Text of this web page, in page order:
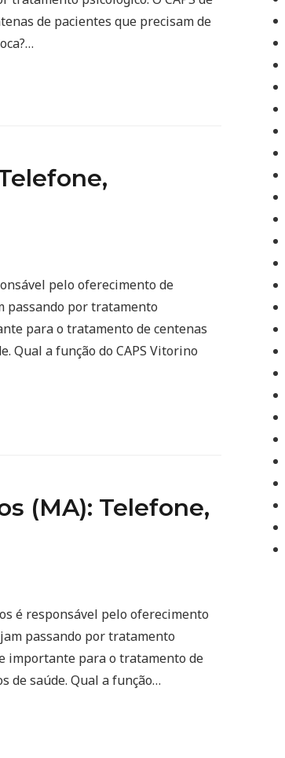
de pacientes que precisam de
pelo oferecimento de
passando por tratamento
para o tratamento de centenas
Qual a função do CAPS Vitorino
(MA): Telefone,
é responsável pelo oferecimento
passando por tratamento
importante para o tratamento de
de saúde. Qual a função…